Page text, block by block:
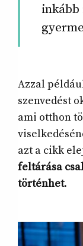
inkább
Azzal
szenvedést
ami otthon
azt a cikk
feltárása
történhet.